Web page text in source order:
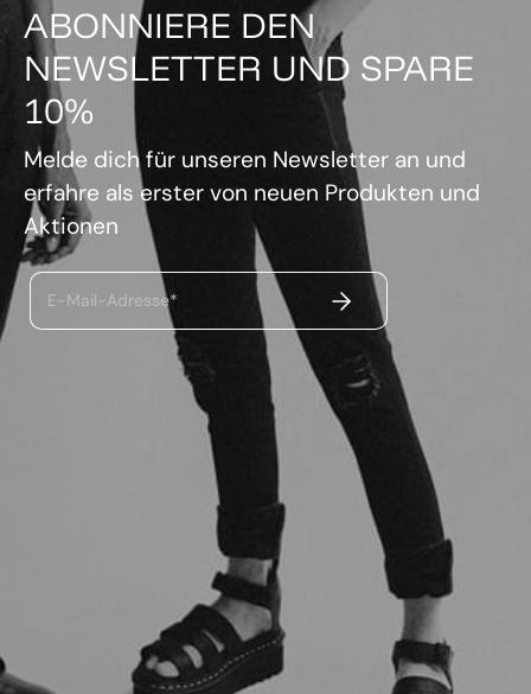
ABONNIERE DEN
NEWSLETTER UND SPARE
10%
Melde dich für unseren Newsletter an und
erfahre als erster von neuen Produkten und
Aktionen
E-Mail-Adresse* ABSENDEN